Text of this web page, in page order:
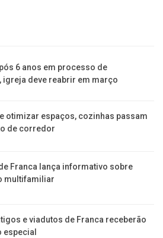
6 anos em processo de
igreja deve reabrir em março
otimizar espaços, cozinhas passam
de corredor
Franca lança informativo sobre
multifamiliar
e viadutos de Franca receberão
especial